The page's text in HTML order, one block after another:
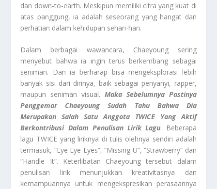
dan down-to-earth. Meskipun memiliki citra yang kuat di
atas panggung, ia adalah seseorang yang hangat dan
perhatian dalam kehidupan sehari-hari.
Dalam berbagai wawancara, Chaeyoung sering
menyebut bahwa ia ingin terus berkembang sebagai
seniman. Dan ia berharap bisa mengeksplorasi lebih
banyak sisi dari dirinya, baik sebagai penyanyi, rapper,
maupun seniman visual. Maka Sebelumnya Pastinya
Penggemar Chaeyoung Sudah Tahu Bahwa Dia
Merupakan Salah Satu Anggota TWICE Yang Aktif
Berkontribusi Dalam Penulisan Lirik Lagu. Beberapa
lagu TWICE yang liriknya di tulis olehnya sendiri adalah
termasuk, “Eye Eye Eyes”, “Missing U”, “Strawberry” dan
“Handle It”. Keterlibatan Chaeyoung tersebut dalam
penulisan lirik menunjukkan kreativitasnya dan
kemampuannya untuk mengekspresikan perasaannya